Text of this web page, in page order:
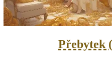
Přebytek